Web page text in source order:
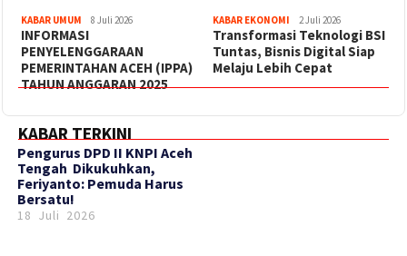
KABAR UMUM 8 Juli 2026
INFORMASI
PENYELENGGARAAN
PEMERINTAHAN ACEH (IPPA)
TAHUN ANGGARAN 2025
KABAR EKONOMI 2 Juli 2026
Transformasi Teknologi BSI
Tuntas, Bisnis Digital Siap
Melaju Lebih Cepat
KABAR TERKINI
‎Pengurus DPD II KNPI Aceh
Tengah Dikukuhkan,
Feriyanto: Pemuda Harus
Bersatu!
18 Juli 2026